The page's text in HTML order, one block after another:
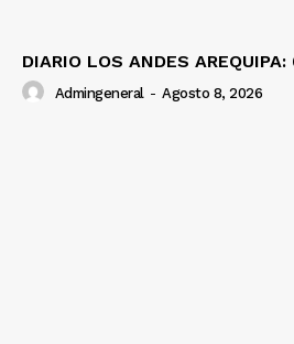
DIARIO LOS ANDES
Admingeneral - Agosto 8, 2026